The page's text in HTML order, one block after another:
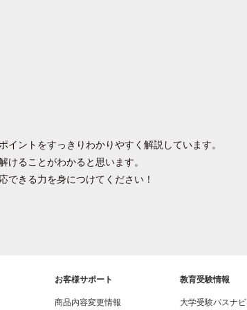
ントをすっきりわかりやすく解説しています。
けることがわかると思います。
できる力を身につけてください！
お客様サポート
商品内容変更情報
教育受験情報
大学受験パスナビ